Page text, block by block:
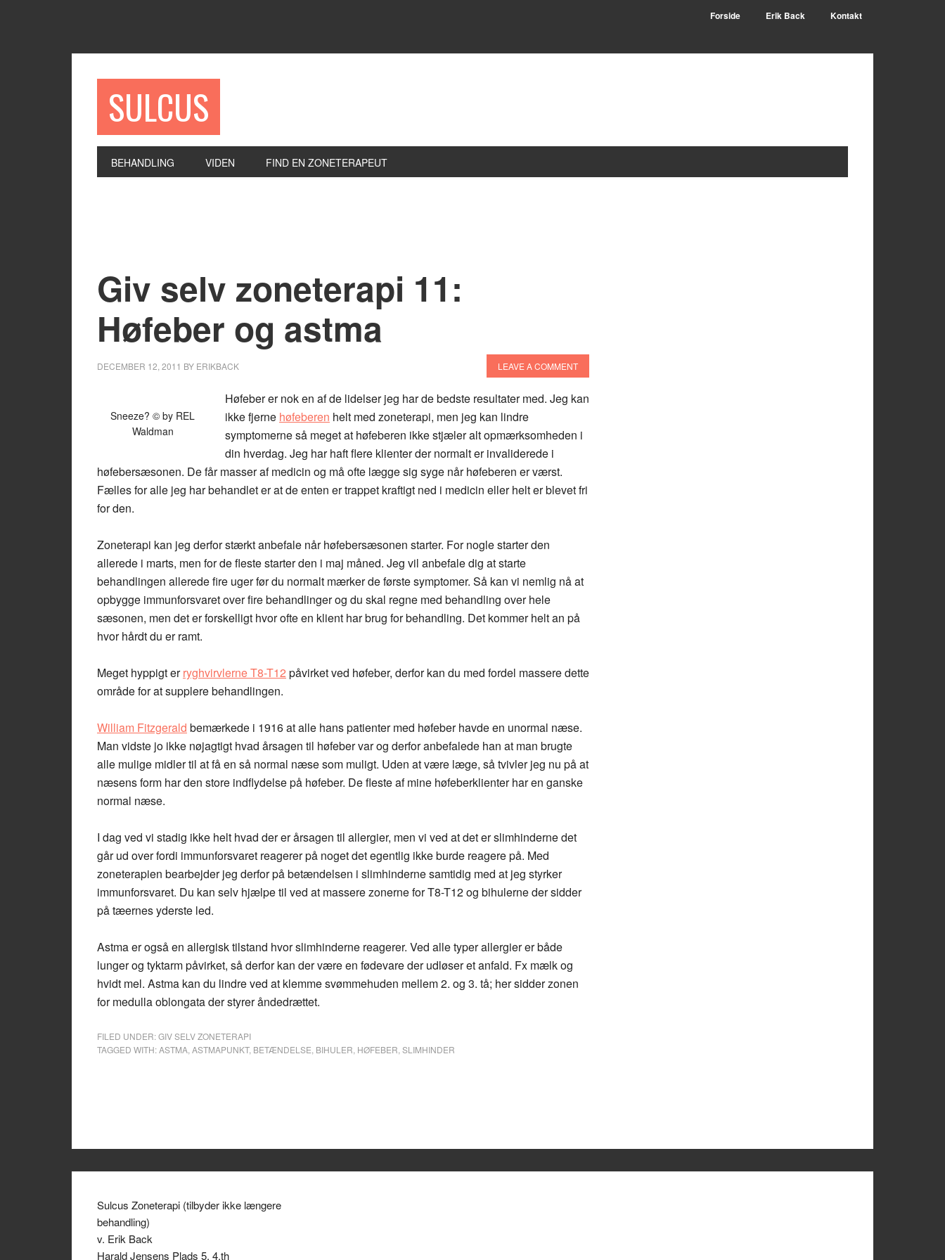
Forside Erik Back Kontakt
SULCUS
BEHANDLING VIDEN FIND EN ZONETERAPEUT
Giv selv zoneterapi 11:
Høfeber og astma
DECEMBER 12, 2011 BY ERIKBACK LEAVE A COMMENT
Sneeze? © by REL
Waldman
Høfeber er nok en af de lidelser jeg har de bedste resultater med. Jeg kan
ikke fjerne høfeberen helt med zoneterapi, men jeg kan lindre
symptomerne så meget at høfeberen ikke stjæler alt opmærksomheden i
din hverdag. Jeg har haft flere klienter der normalt er invaliderede i
høfebersæsonen. De får masser af medicin og må ofte lægge sig syge når høfeberen er værst.
Fælles for alle jeg har behandlet er at de enten er trappet kraftigt ned i medicin eller helt er blevet fri
for den.
Zoneterapi kan jeg derfor stærkt anbefale når høfebersæsonen starter. For nogle starter den
allerede i marts, men for de fleste starter den i maj måned. Jeg vil anbefale dig at starte
behandlingen allerede fire uger før du normalt mærker de første symptomer. Så kan vi nemlig nå at
opbygge immunforsvaret over fire behandlinger og du skal regne med behandling over hele
sæsonen, men det er forskelligt hvor ofte en klient har brug for behandling. Det kommer helt an på
hvor hårdt du er ramt.
Meget hyppigt erryghvirvlerne T8-T12 påvirket ved høfeber, derfor kan du med fordel massere dette
område for at supplere behandlingen.
William Fitzgerald bemærkede i 1916 at alle hans patienter med høfeber havde en unormal næse.
Man vidste jo ikke nøjagtigt hvad årsagen til høfeber var og derfor anbefalede han at man brugte
alle mulige midler til at få en så normal næse som muligt. Uden at være læge, så tvivler jeg nu på at
næsens form har den store indflydelse på høfeber. De fleste af mine høfeberklienter har en ganske
normal næse.
I dag ved vi stadig ikke helt hvad der er årsagen til allergier, men vi ved at det er slimhinderne det
går ud over fordi immunforsvaret reagerer på noget det egentlig ikke burde reagere på. Med
zoneterapien bearbejder jeg derfor på betændelsen i slimhinderne samtidig med at jeg styrker
immunforsvaret. Du kan selv hjælpe til ved at massere zonerne for T8-T12 og bihulerne der sidder
på tæernes yderste led.
Astma er også en allergisk tilstand hvor slimhinderne reagerer. Ved alle typer allergier er både
lunger og tyktarm påvirket, så derfor kan der være en fødevare der udløser et anfald. Fx mælk og
hvidt mel. Astma kan du lindre ved at klemme svømmehuden mellem 2. og 3. tå; her sidder zonen
for medulla oblongata der styrer åndedrættet.
FILED UNDER:GIV SELV ZONETERAPI
TAGGED WITH:ASTMA ASTMAPUNKT, BETÆNDELSE BIHULER HØFEBER SLIMHINDER
Sulcus Zoneterapi (tilbyder ikke længere
behandling)
v. Erik Back
Harald Jensens Plads 5, 4.th